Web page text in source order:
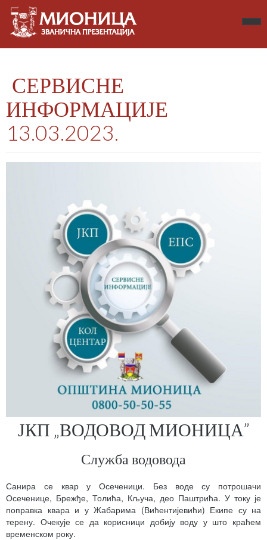
СЕРВИСНЕ
ИНФОРМАЦИЈЕ
13.03.2023.
ЈКП „ВОДОВОД МИОНИЦА”
Служба водовода
Санира се квар у Осеченици. Без воде су потрошачи
Осеченице, Брежђе, Толића, Кључа, део Паштрића. У току је
поправка квара и у Жабарима (Вићентијевићи) Екипе су на
терену. Очекује се да корисници добију воду у што краћем
временском року.